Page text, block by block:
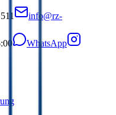
info@rz-
WhatsApp